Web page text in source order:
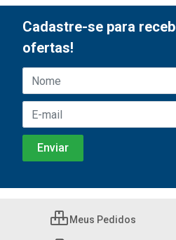
Cadastre-se para
ofertas!
Meus Pedidos